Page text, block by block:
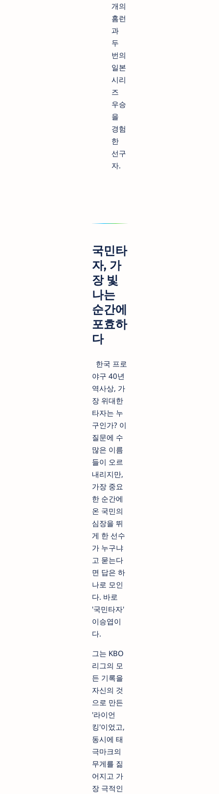
개의
홈런
과
두
번의
일본
시리
즈
우승
을
경험
한
선구
자.
국민타
자, 가
장 빛
나는
순간에
포효하
다
한국 프로
야구 40년
역사상, 가
장 위대한
타자는 누
구인가? 이
질문에 수
많은 이름
들이 오르
내리지만,
가장 중요
한 순간에
온 국민의
심장을 뛰
게 한 선수
가 누구냐
고 묻는다
면 답은 하
나로 모인
다. 바로
'국민타자'
이승엽이
다.
그는 KBO
리그의 모
든 기록을
자신의 것
으로 만든
'라이언
킹'이었고,
동시에 태
극마크의
무게를 짊
어지고 가
장 극적인